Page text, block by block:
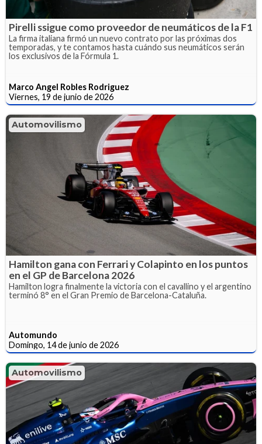
Pirelli ssigue como proveedor de neumáticos de la F1
La firma italiana firmó un nuevo contrato por las próximas dos
temporadas, y te contamos hasta cuándo sus neumáticos serán
los exclusivos de la Fórmula 1.
Marco Angel Robles Rodriguez
Viernes, 19 de junio de 2026
Automovilismo
Hamilton gana con Ferrari y Colapinto en los puntos
en el GP de Barcelona 2026
Hamilton logra finalmente la victoria con el cavallino y el argentino
terminó 8° en el Gran Premio de Barcelona-Cataluña.
Automundo
Domingo, 14 de junio de 2026
Automovilismo